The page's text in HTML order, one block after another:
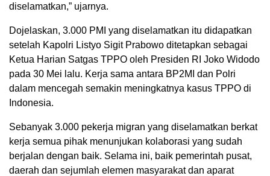
diselamatkan,” ujarnya.
Dojelaskan, 3.000 PMI yang diselamatkan itu didapatkan
setelah Kapolri Listyo Sigit Prabowo ditetapkan sebagai
Ketua Harian Satgas TPPO oleh Presiden RI Joko Widodo
pada 30 Mei lalu. Kerja sama antara BP2MI dan Polri
dalam mencegah semakin meningkatnya kasus TPPO di
Indonesia.
Sebanyak 3.000 pekerja migran yang diselamatkan berkat
kerja semua pihak menunjukan kolaborasi yang sudah
berjalan dengan baik. Selama ini, baik pemerintah pusat,
daerah dan sejumlah elemen masyarakat dan aparat